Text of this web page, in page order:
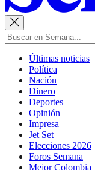
Últimas noticias
Política
Nación
Dinero
Deportes
Opinión
Impresa
Jet Set
Elecciones 2026
Foros Semana
Mejor Colombia